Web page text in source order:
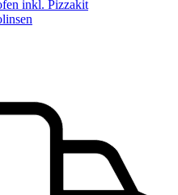
inkl. Pizzakit